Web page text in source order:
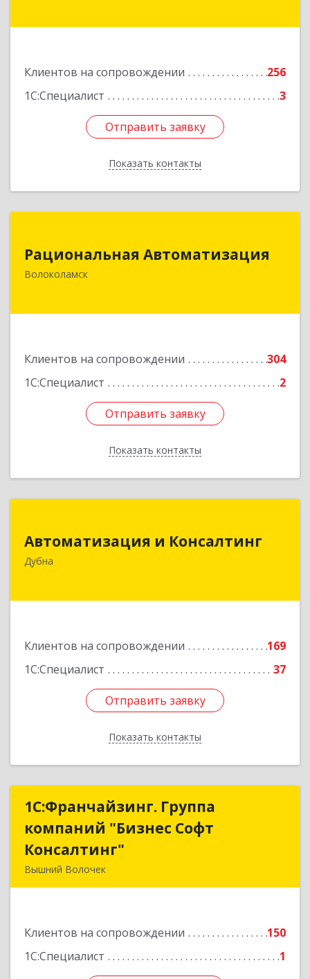
Клиентов на сопровождении
256
1С:Специалист
3
Отправить заявку
Показать контакты
Подробнее
Отправить заявку
Назад
Рациональная Автоматизация
Волоколамск
Клиентов на сопровождении
304
1С:Специалист
2
Отправить заявку
Показать контакты
143600, Московская обл, Волоколамский р-н,
Волоколамск г, Октябрьская пл, дом № 10,
Отправить заявку
Назад
Автоматизация и Консалтинг
Дубна
Клиентов на сопровождении
169
1С:Специалист
37
Отправить заявку
Показать контакты
141983, Московская обл, г.о.Дубна, Дубна г,
Программистов ул, дом № 4, строение 4, оф.306
Подробнее
Отправить заявку
Назад
1С:Франчайзинг. Группа
компаний "Бизнес Софт
Консалтинг"
Вышний Волочек
Клиентов на сопровождении
150
1С:Специалист
1
1С:Франчайзинг. Группа
компаний "Бизнес Софт
Подробнее